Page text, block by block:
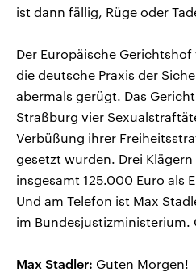
ist dann fällig, Rüge oder
Der Europäische
die deutsche Praxis der
abermals gerügt. Das
Straßburg vier
Verbüßung ihrer
gesetzt wurden. Drei
insgesamt 125.000 Euro als
Und am Telefon ist Max
im Bundesjustizministerium.
Max Stadler: Guten Morgen!